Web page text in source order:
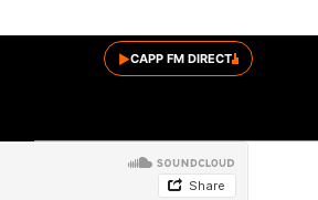
▶CAPP FM DIRECT